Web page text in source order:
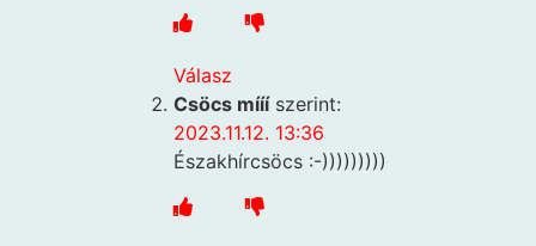
Válasz
Csöcs mííí szerint:
2023.11.12. 13:36
Északhírcsöcs :-)))))))))